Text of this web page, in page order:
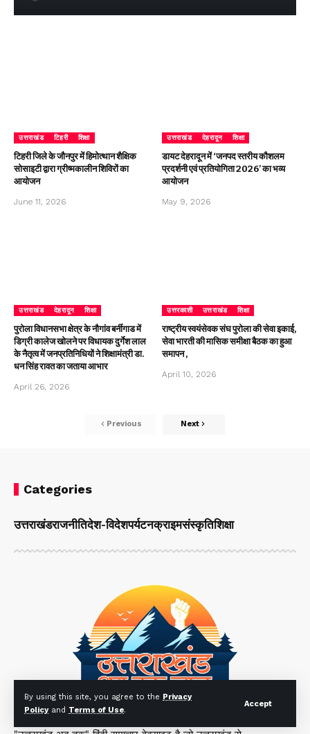
By using this site, you agree to the Privacy
Policyand Terms of Use.
Accept
उत्तराखंड टिहरी शिक्षा
टिहरी जिले के जौनपुर में हिमोत्थान शैक्षिक
सोसाइटी द्वारा ग्रीष्मकालीन शिविरों का
आयोजन
June 11, 2026
उत्तराखंड देहरादून शिक्षा
डायट देहरादून में ‘जनपद स्तरीय कौशलम
प्रदर्शनी एवं प्रतियोगिता 2026’ का भव्य
आयोजन
May 9, 2026
उत्तराखंड देहरादून शिक्षा
पुरोला विधानसभा क्षेत्र के नौगांव बर्नीगाड में
डिग्री कालेज खोलने पर विधायक दुर्गेश लाल
के नैतृत्व में जनप्रतिनिधियों ने शिक्षामंत्री डा.
धन सिंह रावत का जताया आभार
April 26, 2026
उत्तरकाशी उत्तराखंड शिक्षा
राष्ट्रीय स्वयंसेवक संघ पुरोला की सेवा इकाई,
सेवा भारती की मासिक समीक्षा बैठक का हुआ
समापन ,
April 10, 2026
Previous Next
Categories
उत्तराखंडराजनीतिदेश-विदेशपर्यटनक्राइमसंस्कृतिशिक्षा